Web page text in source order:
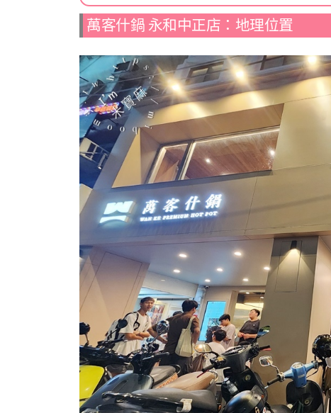
萬客什鍋 永和中正店：地理位置